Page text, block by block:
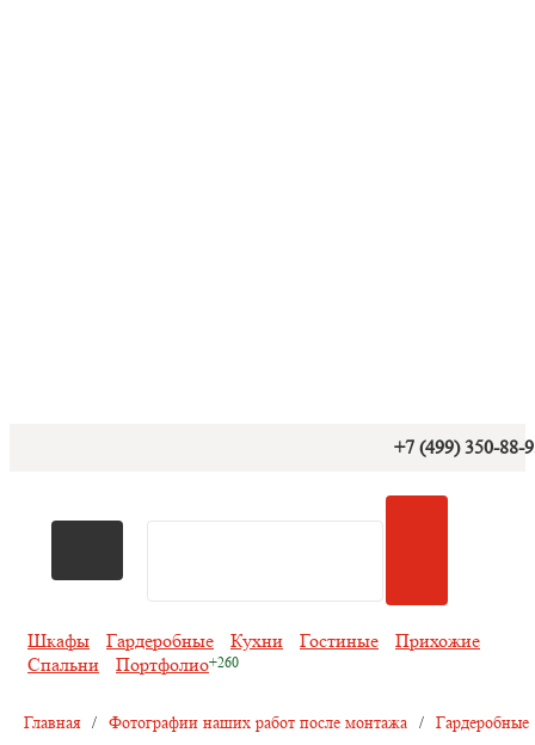
+7 (499) 350-88-
Шкафы Гардеробные Кухни Гостиные
Прихожие
Спальни
Портфолио
Главная / Фотографии наших работ после монтажа / Гардеробные